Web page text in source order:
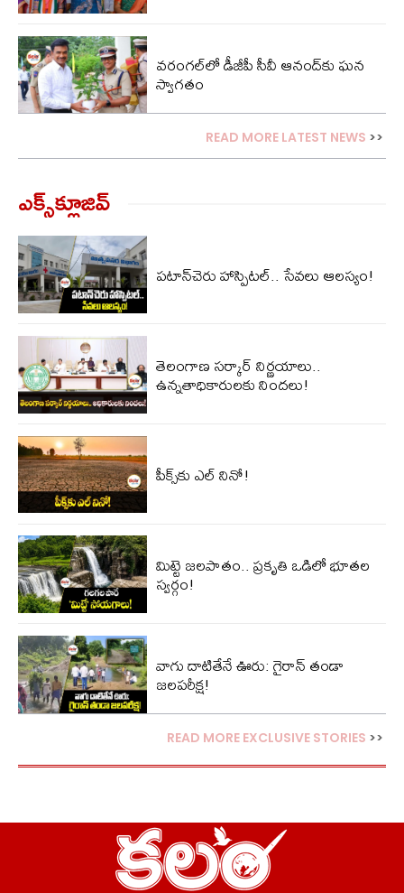
వరంగల్‌లో డీజీపీ సీవీ ఆనంద్‌కు ఘన
స్వాగతం
READ MORE LATEST NEWS >>
ఎక్స్‌క్లూజివ్‌
పటాన్‌చెరు హాస్పిటల్.. సేవలు ఆలస్యం!
తెలంగాణ సర్కార్ నిర్ణయాలు..
ఉన్నతాధికారులకు నిందలు!
పీక్స్‌కు ఎల్‌ నినో!
మిట్టె జలపాతం.. ప్రకృతి ఒడిలో భూతల
స్వర్గం!
వాగు దాటితేనే ఊరు: గైరాన్ తండా
జలపరీక్ష!
READ MORE EXCLUSIVE STORIES >>